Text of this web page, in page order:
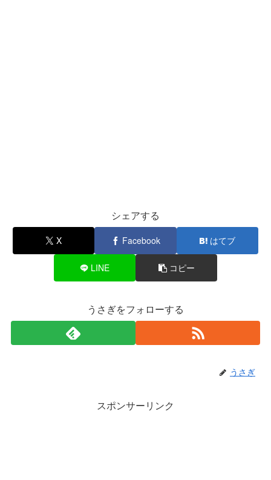
シェアする
X Facebook はてブ
LINE コピー
うさぎをフォローする
うさぎ
スポンサーリンク